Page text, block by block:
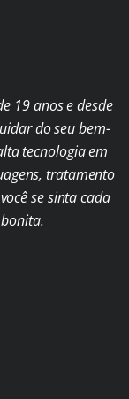
19 anos e desde
do seu bem-
tecnologia em
tratamento
se sinta cada